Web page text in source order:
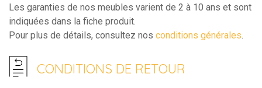
Les garanties de nos meubles varient de 2 à 10 ans et sont
indiquées dans la fiche produit.
Pour plus de détails, consultez nos conditions générales.
CONDITIONS DE RETOUR